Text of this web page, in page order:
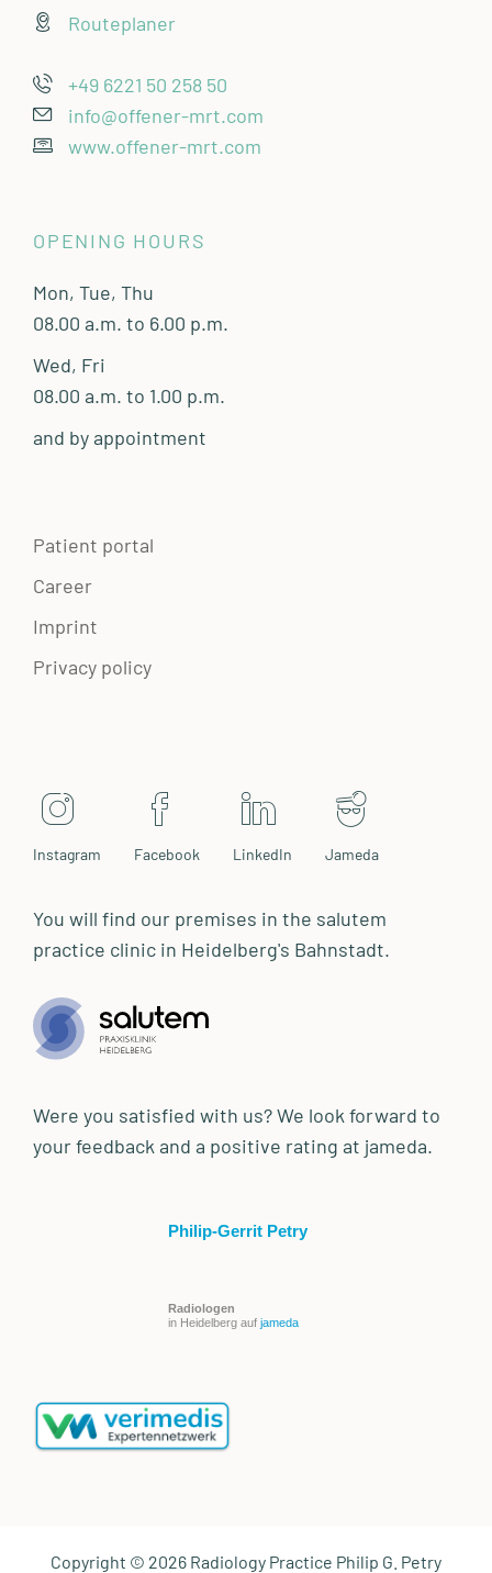
Routeplaner
+49 6221 50 258 50
info@offener-mrt.com
www.offener-mrt.com
OPENING HOURS
Mon, Tue, Thu
08.00 a.m. to 6.00 p.m.
Wed, Fri
08.00 a.m. to 1.00 p.m.
and by appointment
Patient portal
Career
Imprint
Privacy policy
Instagram Facebook LinkedIn Jameda
You will find our premises in the salutem
practice clinic in Heidelberg's Bahnstadt.
Were you satisfied with us? We look forward to
your feedback and a positive rating at jameda.
Philip-Gerrit Petry
Radiologen
in Heidelberg auf jameda
Copyright © 2026 Radiology Practice Philip G. Petry